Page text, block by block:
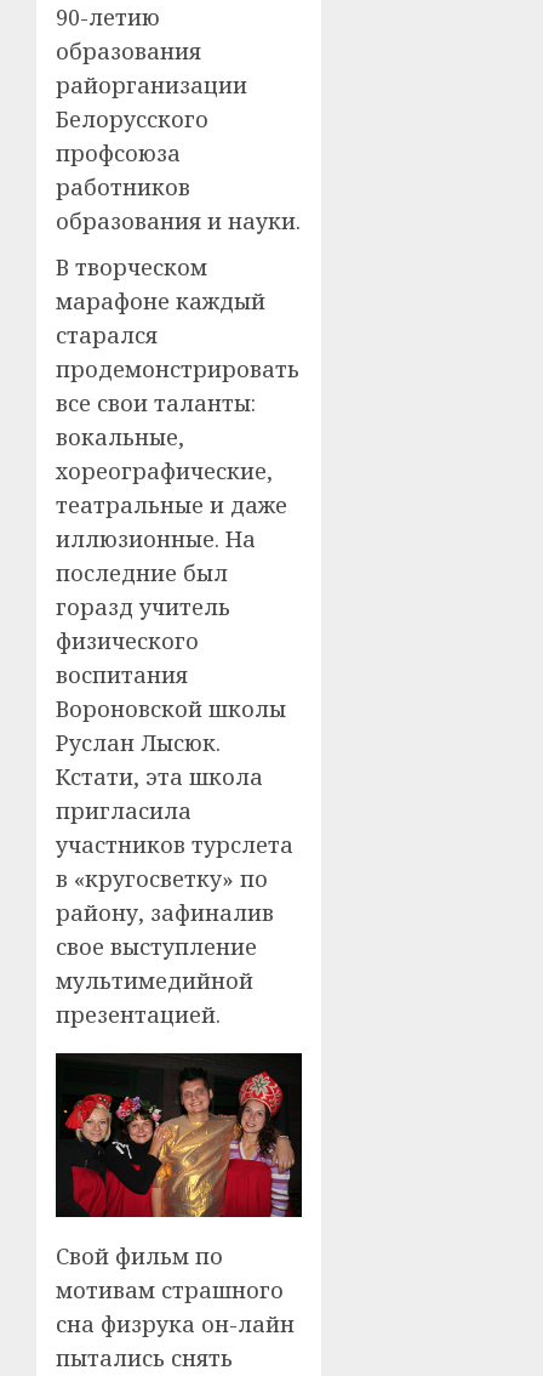
90-летию
образования
райорганизации
Белорусского
профсоюза
работников
образования и науки.
В творческом
марафоне каждый
старался
продемонстрировать
все свои таланты:
вокальные,
хореографические,
театральные и даже
иллюзионные. На
последние был
горазд учитель
физического
воспитания
Вороновской школы
Руслан Лысюк.
Кстати, эта школа
пригласила
участников турслета
в «кругосветку» по
району, зафиналив
свое выступление
мультимедийной
презентацией.
Свой фильм по
мотивам страшного
сна физрука он-лайн
пытались снять